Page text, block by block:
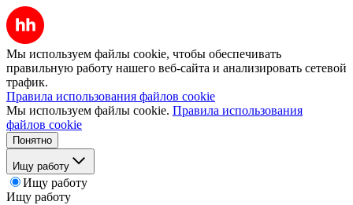
Мы используем файлы cookie, чтобы обеспечивать
правильную работу нашего веб-сайта и анализировать сетевой
трафик.
Правила использования файлов cookie
Мы используем файлы cookie. Правила использования
файлов cookie
Понятно
Ищу работу
Ищу работу
Ищу работу